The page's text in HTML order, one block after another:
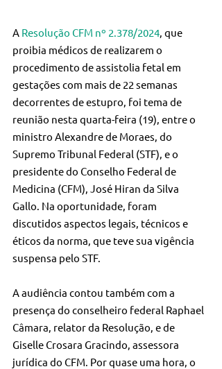
A Resolução CFM nº 2.378/2024 , que
proibia médicos de realizarem o
procedimento de assistolia fetal em
gestações com mais de 22 semanas
decorrentes de estupro, foi tema de
reunião nesta quarta-feira (19), entre o
ministro Alexandre de Moraes, do
Supremo Tribunal Federal (STF), e o
presidente do Conselho Federal de
Medicina (CFM), José Hiran da Silva
Gallo. Na oportunidade, foram
discutidos aspectos legais, técnicos e
éticos da norma, que teve sua vigência
suspensa pelo STF.
A audiência contou também com a
presença do conselheiro federal Raphael
Câmara, relator da Resolução, e de
Giselle Crosara Gracindo, assessora
jurídica do CFM. Por quase uma hora, o